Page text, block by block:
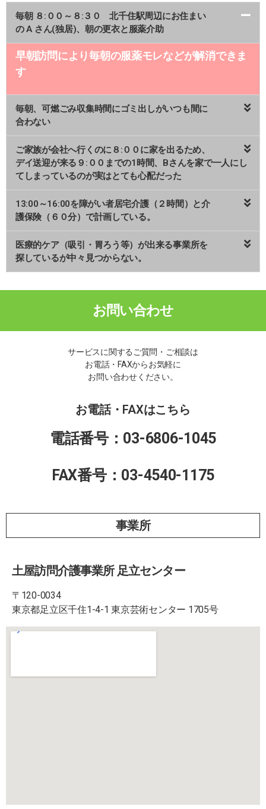
毎朝 ８:００～８:３０ 北千住駅周辺にお住まい
の A さん(独居)、朝の更衣と服薬介助
早朝訪問により毎朝の服薬モレなどが解消できま
す
毎朝、可燃ごみ収集時間にゴミ出しがいつも間に
合わない
ご家族が会社へ行くのに８:００に家を出るため、
デイ送迎が来る９:００までの1時間、Bさんを家で一人にし
てしまっているのが実はとても心配だった
13:00～16:00を障がい者居宅介護（２時間）と介
護保険（６０分）で計画している。
医療的ケア（吸引・胃ろう等）が出来る事業所を
探しているが中々見つからない。
お問い合わせ
サービスに関するご質問・ご相談は
お電話・FAXからお気軽に
お問い合わせください。
お電話・FAXはこちら
電話番号： 03-6806-1045
FAX番号： 03-4540-1175
事業所
土屋訪問介護事業所 足立センター
〒120-0034
東京都足立区千住1-4-1東京芸術センター 1705号